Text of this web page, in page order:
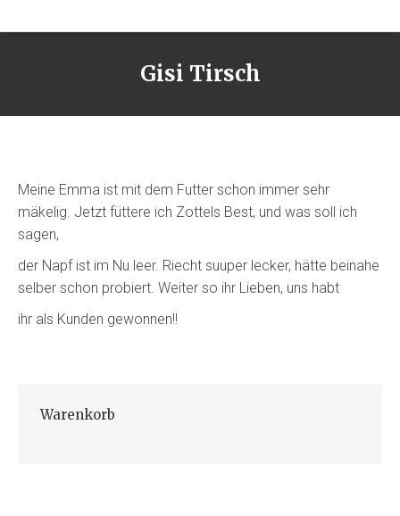
Gisi Tirsch
Meine Emma ist mit dem Futter schon immer sehr
mäkelig. Jetzt füttere ich Zottels Best, und was soll ich
sagen,
der Napf ist im Nu leer. Riecht suuper lecker, hätte beinahe
selber schon probiert. Weiter so ihr Lieben, uns habt
ihr als Kunden gewonnen!!
Warenkorb